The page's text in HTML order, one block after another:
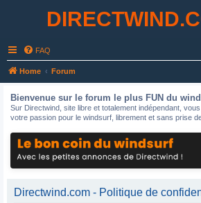
FAQ
Home Forum
Bienvenue sur le forum le plus FUN du
Sur Directwind, site libre et totalement indépendant,
votre passion pour le windsurf, librement et sans prise de
Directwind.com - Politique de